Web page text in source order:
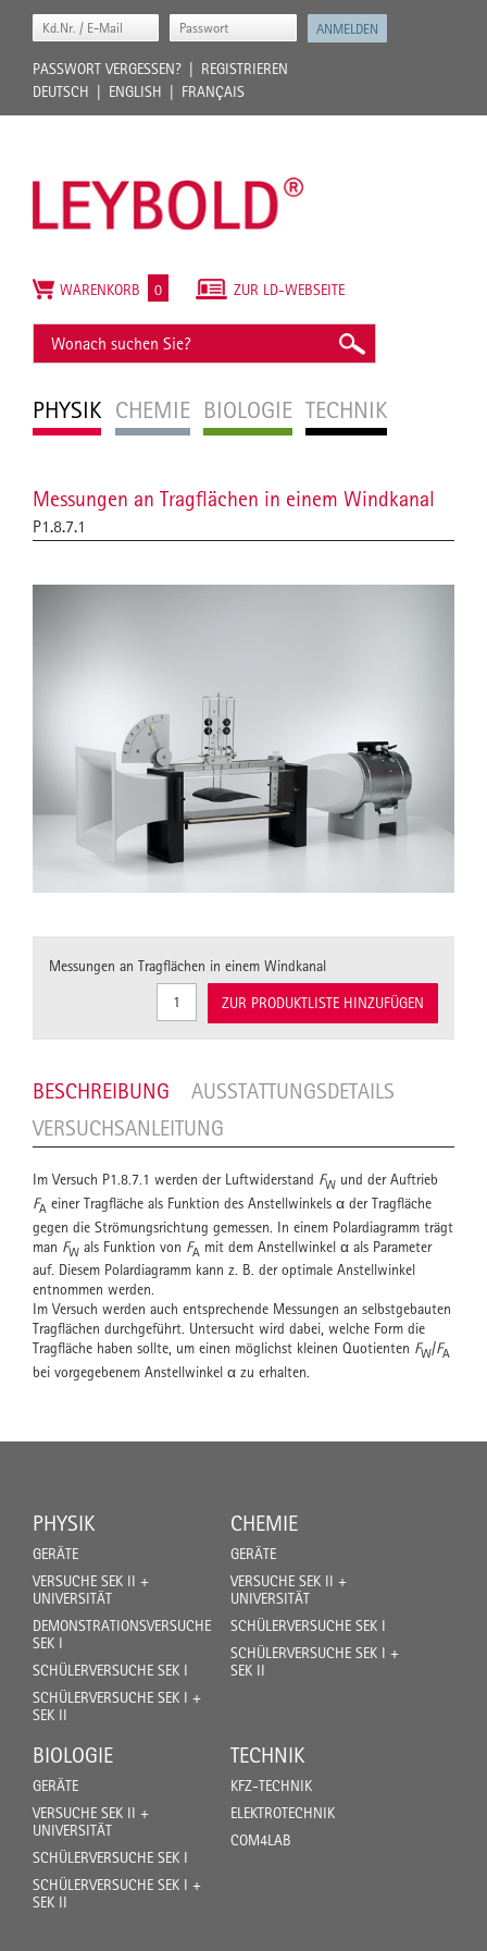
PASSWORT VERGESSEN?
REGISTRIEREN
DEUTSCH
ENGLISH FRANÇAIS
PHYSIK CHEMIE BIOLOGIE TECHNIK
ZUR LD-WEBSEITE
WARENKORB 0
Messungen an Tragflächen in einem Windkanal
P1.8.7.1
Messungen an Tragflächen in einem Windkanal
ZUR PRODUKTLISTE HINZUFÜGEN
BESCHREIBUNG
AUSSTATTUNGSDETAILS
VERSUCHSANLEITUNG
Im Versuch P1.8.7.1 werden der Luftwiderstand FW und der Auftrieb
FA einer Tragfläche als Funktion des Anstellwinkels α der Tragfläche
gegen die Strömungsrichtung gemessen. In einem Polardiagramm trägt
man FW als Funktion von FA mit dem Anstellwinkel α als Parameter
auf. Diesem Polardiagramm kann z. B. der optimale Anstellwinkel
entnommen werden.
Im Versuch werden auch entsprechende Messungen an selbstgebauten
Tragflächen durchgeführt. Untersucht wird dabei, welche Form die
Tragfläche haben sollte, um einen möglichst kleinen Quotienten FW/FA
bei vorgegebenem Anstellwinkel α zu erhalten.
PHYSIK
GERÄTE
VERSUCHE SEK II +
UNIVERSITÄT
DEMONSTRATIONSVERSUCHE
SEK I
SCHÜLERVERSUCHE SEK I
SCHÜLERVERSUCHE SEK I +
SEK II
CHEMIE
GERÄTE
VERSUCHE SEK II +
UNIVERSITÄT
SCHÜLERVERSUCHE SEK I
SCHÜLERVERSUCHE SEK I +
SEK II
BIOLOGIE
GERÄTE
VERSUCHE SEK II +
UNIVERSITÄT
SCHÜLERVERSUCHE SEK I
SCHÜLERVERSUCHE SEK I +
SEK II
TECHNIK
KFZ-TECHNIK
ELEKTROTECHNIK
COM4LAB